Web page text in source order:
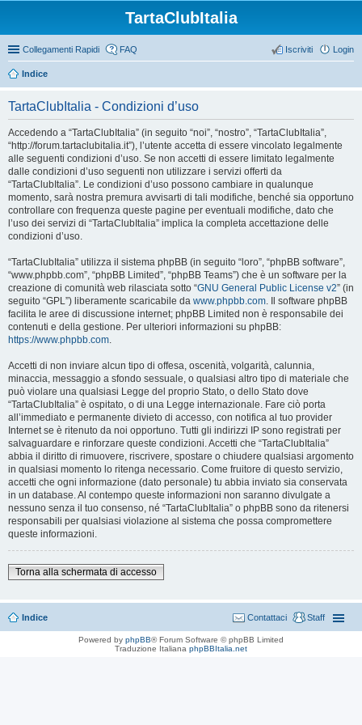
TartaClubItalia
Collegamenti Rapidi FAQ Login
Iscriviti
Indice
TartaClubItalia - Condizioni d’uso
Accedendo a “TartaClubItalia” (in seguito “noi”, “nostro”, “TartaClubItalia”,
“http://forum.tartaclubitalia.it”), l’utente accetta di essere vincolato legalmente
alle seguenti condizioni d’uso. Se non accetti di essere limitato legalmente
dalle condizioni d’uso seguenti non utilizzare i servizi offerti da
“TartaClubItalia”. Le condizioni d’uso possono cambiare in qualunque
momento, sarà nostra premura avvisarti di tali modifiche, benché sia opportuno
controllare con frequenza queste pagine per eventuali modifiche, dato che
l’uso dei servizi di “TartaClubItalia” implica la completa accettazione delle
condizioni d’uso.
“TartaClubItalia” utilizza il sistema phpBB (in seguito “loro”, “phpBB software”,
“www.phpbb.com”, “phpBB Limited”, “phpBB Teams”) che è un software per la
creazione di comunità web rilasciata sotto “GNU General Public License v2” (in
seguito “GPL”) liberamente scaricabile da www.phpbb.com. Il software phpBB
facilita le aree di discussione internet; phpBB Limited non è responsabile dei
contenuti e della gestione. Per ulteriori informazioni su phpBB:
https://www.phpbb.com.
Accetti di non inviare alcun tipo di offesa, oscenità, volgarità, calunnia,
minaccia, messaggio a sfondo sessuale, o qualsiasi altro tipo di materiale che
può violare una qualsiasi Legge del proprio Stato, o dello Stato dove
“TartaClubItalia” è ospitato, o di una Legge internazionale. Fare ciò porta
all’immediato e permanente divieto di accesso, con notifica al tuo provider
Internet se è ritenuto da noi opportuno. Tutti gli indirizzi IP sono registrati per
salvaguardare e rinforzare queste condizioni. Accetti che “TartaClubItalia”
abbia il diritto di rimuovere, riscrivere, spostare o chiudere qualsiasi argomento
in qualsiasi momento lo ritenga necessario. Come fruitore di questo servizio,
accetti che ogni informazione (dato personale) tu abbia inviato sia conservata
in un database. Al contempo queste informazioni non saranno divulgate a
nessuno senza il tuo consenso, né “TartaClubItalia” o phpBB sono da ritenersi
responsabili per qualsiasi violazione al sistema che possa compromettere
queste informazioni.
Torna alla schermata di accesso
Indice Staff
Contattaci
Powered by phpBB® Forum Software © phpBB Limited
Traduzione Italiana phpBBItalia.net